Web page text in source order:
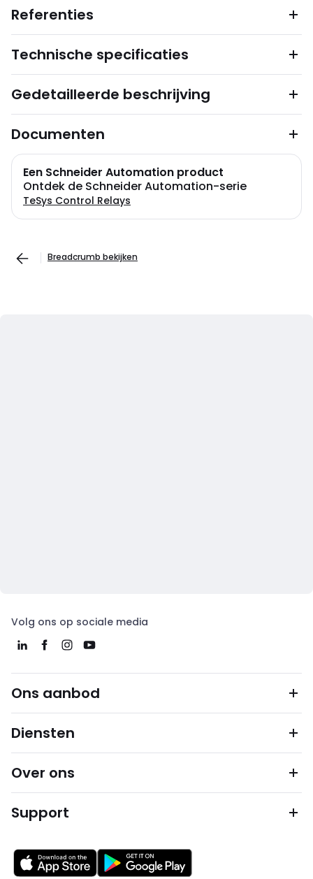
Referenties
Technische specificaties
Gedetailleerde beschrijving
Documenten
Een Schneider Automation product
Ontdek de Schneider Automation-serie
TeSys Control Relays
Breadcrumb bekijken
Volg ons op sociale media
Ons aanbod
Diensten
Over ons
Support